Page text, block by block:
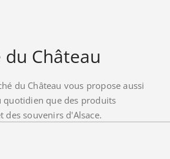
du Château
du Château vous propose aussi
quotidien que des produits
des souvenirs d'Alsace.